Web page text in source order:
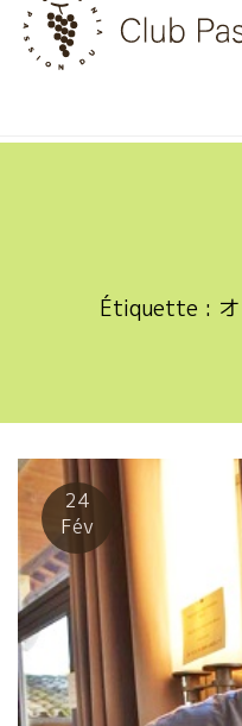
Skip
content
Étiquette :
24
Fév